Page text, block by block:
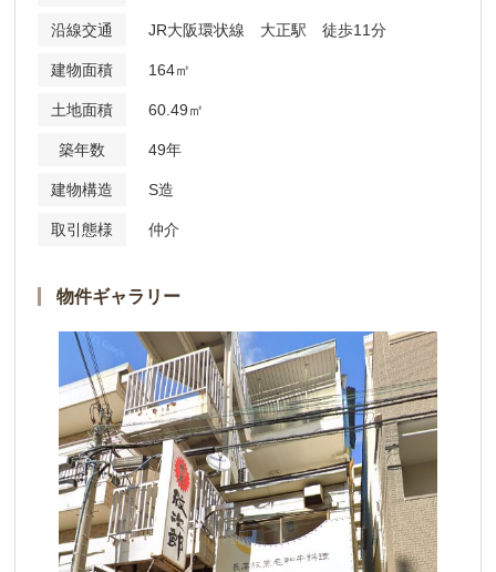
沿線交通 JR大阪環状線 大正駅 徒歩11分
建物面積 164㎡
土地面積 60.49㎡
築年数 49年
建物構造 S造
取引態様 仲介
物件ギャラリー